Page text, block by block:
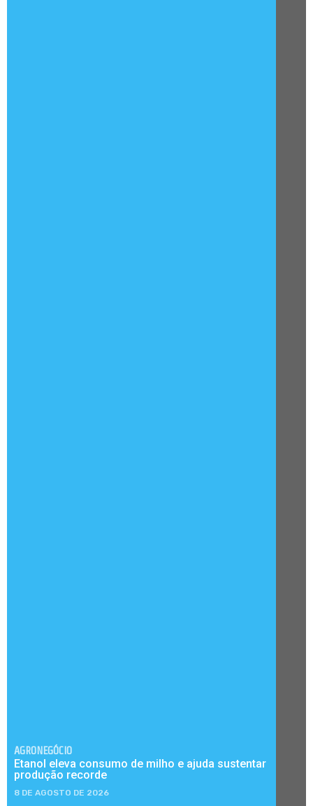
AGRONEGÓCIO
Etanol eleva consumo de milho e ajuda sustentar
produção recorde
8 DE AGOSTO DE 2026